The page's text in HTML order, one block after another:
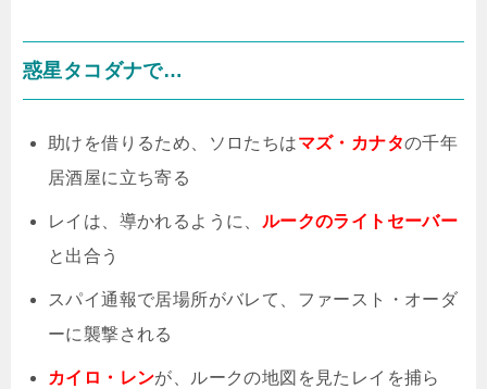
惑星タコダナで…
助けを借りるため、ソロたちはマズ・カナタの千年
居酒屋に立ち寄る
レイは、導かれるように、 ルークのライトセーバー
と出合う
スパイ通報で居場所がバレて、ファースト・オーダ
ーに襲撃される
カイロ・レンが、ルークの地図を見たレイを捕ら